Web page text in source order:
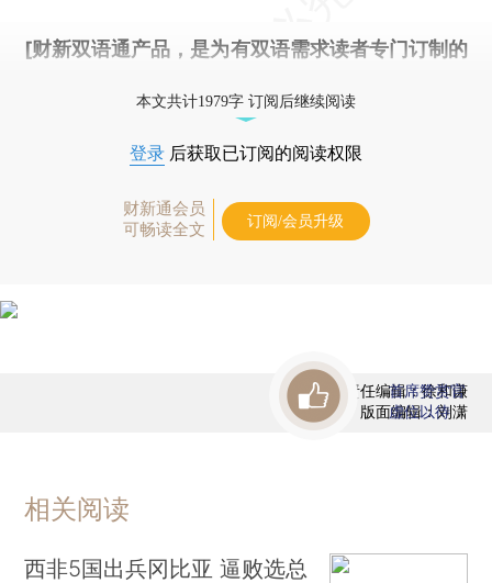
[财新双语通产品，是为有双语需求读者专门订制的
本文共计1979字 订阅后继续阅读
登录 后获取已订阅的阅读权限
财新通会员
可畅读全文
订阅/会员升级
责任编辑：徐和谦
版面编辑：刘潇
首席赞赏官
虚位以待
相关阅读
西非5国出兵冈比亚 逼败选总